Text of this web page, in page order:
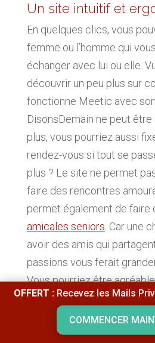
Un site intuitif et
En quelques clics, vous
femme ou l’homme qui
échanger avec lui ou elle.
découvrir un peu plus sur
fonctionne Meetic avec
DisonsDemain ne peut être
plus, vous pourriez aussi
rendez-vous si tout se
plus ? Le site ne permet
faire des rencontres
permet également de faire
amicales seniors. Car une
avoir des amis qui
passions vous ferait
Vous pourriez être
ce que vous trouverez.
tenter aussi votre chance ?
OFFERT :Recevez les Mails
COMMENCER